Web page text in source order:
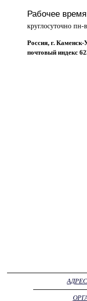
Рабочее
круглосуточно пн-
Россия, г.
почтовый индекс